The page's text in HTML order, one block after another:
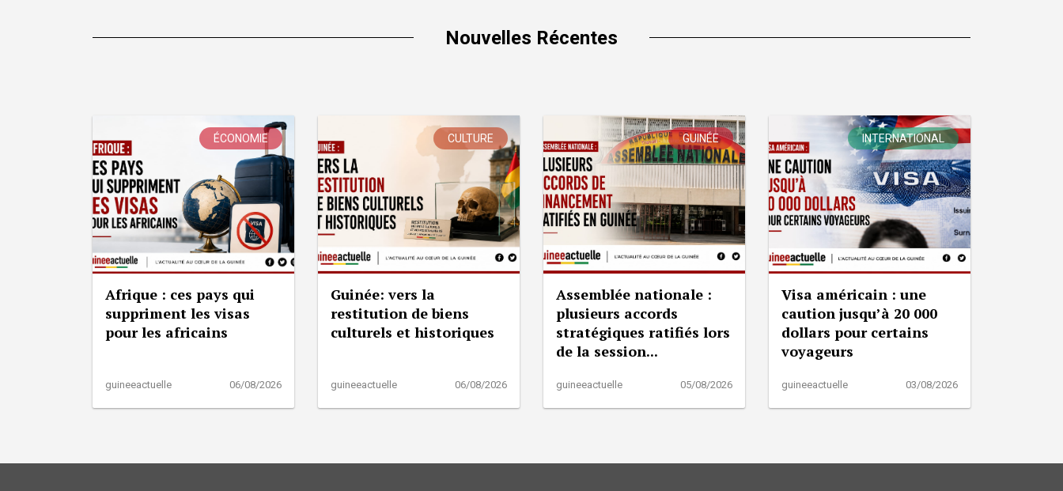
Nouvelles Récentes
ÉCONOMIE
Afrique : ces pays qui
suppriment les visas
pour les africains
guineeactuelle 06/08/2026
CULTURE
Guinée: vers la
restitution de biens
culturels et historiques
guineeactuelle 06/08/2026
GUINÉE
Assemblée nationale :
plusieurs accords
stratégiques ratifiés lors
de la session...
guineeactuelle 05/08/2026
INTERNATIONAL
Visa américain : une
caution jusqu’à 20 000
dollars pour certains
voyageurs
guineeactuelle 03/08/2026